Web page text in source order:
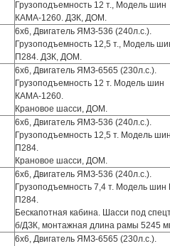
Грузоподъемность 12 т., Модель шин
КАМА-1260. ДЗК, ДОМ.
6х6, Двигатель ЯМЗ-536 (240л.с.).
Грузоподъемность 12,5 т., Модель
П284. ДЗК, ДОМ.
6х6, Двигатель ЯМЗ-6565 (230л.с.).
Грузоподъемность 12 т. Модель шин
КАМА-1260.
Крановое шасси, ДОМ.
6х6, Двигатель ЯМЗ-536 (240л.с.).
Грузоподъемность 12,5 т. Модель
П284.
Крановое шасси, ДОМ.
6х6, Двигатель ЯМЗ-536 (240л.с.).
Грузоподъемность 7,4 т. Модель шин
П284.
Бескапотная кабина. Шасси под
б/ДЗК, монтажная длина рамы 5245
6х6, Двигатель ЯМЗ-6565 (230л.с.).